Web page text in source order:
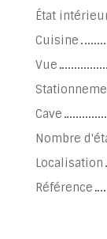
État
Cuisine
Vue
Cave
Nombre
Localisation
Référence